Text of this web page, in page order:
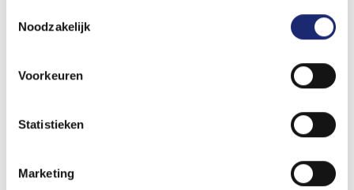
Noodzakelijk
Voorkeuren
Statistieken
Marketing
Stofsamenstelling:
75% Cotton, 24% Polyester, 1%
Kleurnaam:
Reviews